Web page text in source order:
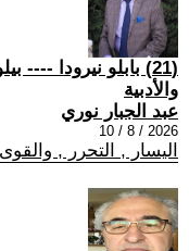
(21) بابلو نيرودا ----
والأدبية
عبد الجبار نوري
2026 / 8 / 10
اليسار , التحرر ,